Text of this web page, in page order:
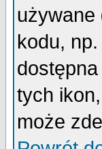
używane
kodu,
tych
może